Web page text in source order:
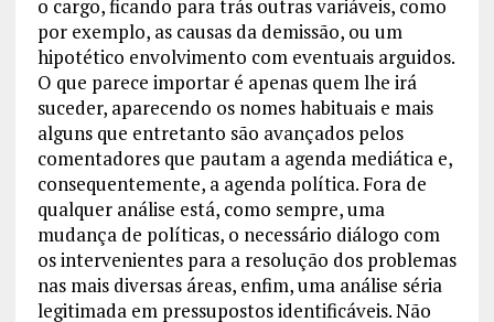
o cargo, ficando para trás outras variáveis, como
por exemplo, as causas da demissão, ou um
hipotético envolvimento com eventuais arguidos.
O que parece importar é apenas quem lhe irá
suceder, aparecendo os nomes habituais e mais
alguns que entretanto são avançados pelos
comentadores que pautam a agenda mediática e,
consequentemente, a agenda política. Fora de
qualquer análise está, como sempre, uma
mudança de políticas, o necessário diálogo com
os intervenientes para a resolução dos problemas
nas mais diversas áreas, enfim, uma análise séria
legitimada em pressupostos identificáveis. Não